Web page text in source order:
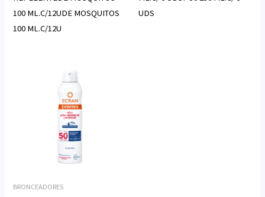
100 ML.C/12UDE MOSQUITOS
100 ML.C/12U
UDS
BRONCEADORES